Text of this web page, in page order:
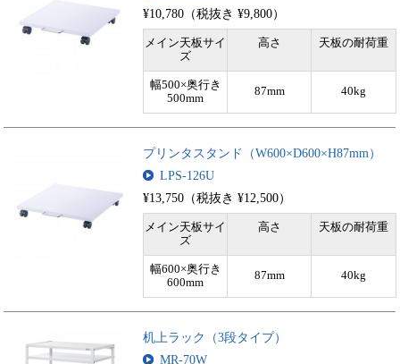
¥10,780（税抜き ¥9,800）
メイン天板サイ
ズ
高さ 天板の耐荷重
幅500×奥行き
500mm
87mm 40kg
プリンタスタンド（W600×D600×H87mm）
LPS-126U
¥13,750（税抜き ¥12,500）
メイン天板サイ
ズ
高さ 天板の耐荷重
幅600×奥行き
600mm
87mm 40kg
机上ラック（3段タイプ）
MR-70W